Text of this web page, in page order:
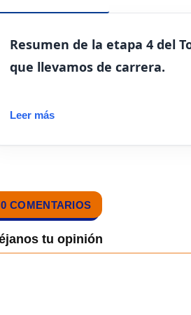
Resumen de la etapa 4 del
que llevamos de carrera.
Leer más
0 COMENTARIOS